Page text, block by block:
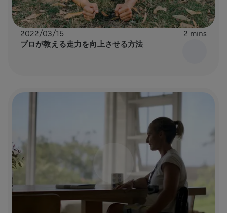
2022/03/15 2 mins
プロが教える走力を向上させる方法